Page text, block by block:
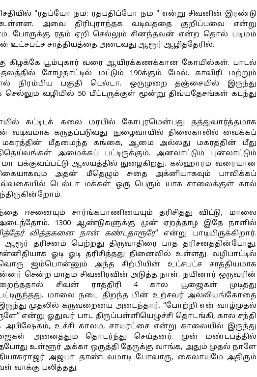
"ரதப்யோ நம: ரதபதிப்போ நம " என்று சிவனின் இரண்டு
அவை திரிபுராந்தக வடிவத்தை குறிப்பவை என்று
போருக்கு ரதம் ஏறி செல்லும் சினந்தவன் என்ற தொல் படிமம்
தன் உட்சபட்ச சாத்தியத்தை அடைவது ஆரூர் ஆழித்தேரில்.
கிழக்கே பூம்புகார் வரை ஆயிரக்கணக்கான கோயில்கள். பாடல்
சோழநாட்டில் மட்டும் 190க்கும் மேல். காவிரி மற்றும்
நிரம்பிய பகுதி டெல்டா. ஒருமுறை தஞ்சையில் இருந்து
வழியில் 50 மீட்டருக்குள் மூன்று திவ்யதேசங்கள் கடந்து
கட்டிடக் கலை மரபில் கோபுரமென்பது தத்துவார்த்தமாக
வடிவமாக கருதப்படுவது. நுழைவாயில் நிலைகாலில் வைக்கப்
மகரத்தின் மீதமைந்த கங்கை, ஆமை அல்லது மகரத்தின் மீது
அமைக்கப் பட்டிருக்கும். அனலாட்டும் புனலாட்டும்
பக்குவப்பட்டு ஆலயத்தில் நுழைகிறது. கல்ஹாரம் வரையான
அதன் மீதெழும் சுதை அக்னியாகவும் பாவிக்கப்
அவ்வகையில் டெல்டா மக்கள் ஒரு பெரும் யாக சாலைக்குள் கால்
ஈசனையும் சார்ங்கபாணியையும் தரிசித்து விட்டு, மாலை
அடைந்தோம். 1300 ஆண்டுகளுக்கு முன் ஏறத்தாழ இதே நாளில்
வித்தகனை நான் கண்டதாரூரே” என்று பாடியிருக்கிறார்.
தரிசனம் பெற்றது திருவாதிரை பாத தரிசனத்தின்போது.
ஓடி ஓடி தரிசித்தது நினைவில் உள்ளது. வழிபாட்டில்
ஐம்பொன்னும் அந்த சிற்பியின் உட்சபட்ச சாத்தியமாக
சென்ற மாதம் சிவனிரவின் அடுத்த நாள். நயினார் ஒருவரின்
சிவன் ராத்திரி 4 கால பூஜைகள் முடித்து
மாலை நடை திறந்த பின் உற்சவர் அல்லியங்கோதை
இருந்து முதலில் கருவறையை அடைந்தார். “போற்றி என் வாழ்முதல்
என்று ஓதுவர் பாட திருப்பள்ளியெழுச்சி தொடங்கி, கால சந்தி
அபிஷேகம், உச்சி காலம், சாயரட்சை என்று காலையில் இருந்து
அனைத்தும் தொடர்ந்து செய்தனர். முன் மண்டபத்தில்
உள்ளூர் அக்கா ஒருத்தி தேருக்கு வாங்க, அதும் முதல் நாளே
அஜபா தாண்டவமாடி போவாரு, கைலாயமே அதிரும்
வாக்கு பலித்தது.